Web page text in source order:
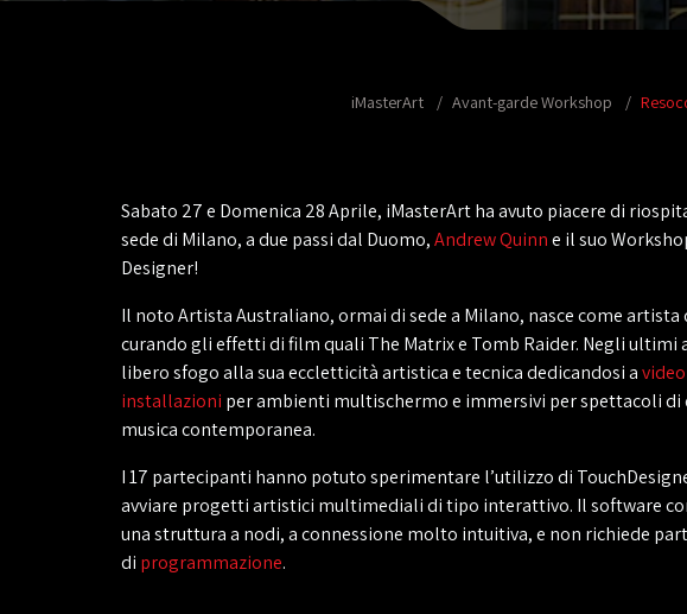
iMasterArt Avant-garde Workshop
Sabato 27 e Domenica 28 Aprile, iMasterArt ha avuto piacere di
sede di Milano, a due passi dal Duomo,Andrew Quinne il suo
Designer!
Il noto Artista Australiano, ormai di sede a Milano, nasce come
curando gli effetti di film quali The Matrix e Tomb Raider. Negli ultimi
libero sfogo alla sua eccletticità artistica e tecnica dedicandosi avideo
installazioni per ambienti multischermo e immersivi per spettacoli di
musica contemporanea.
I 17 partecipanti hanno potuto sperimentare l’utilizzo di
avviare progetti artistici multimediali di tipo interattivo. Il software
una struttura a nodi, a connessione molto intuitiva, e non richiede
di programmazione.